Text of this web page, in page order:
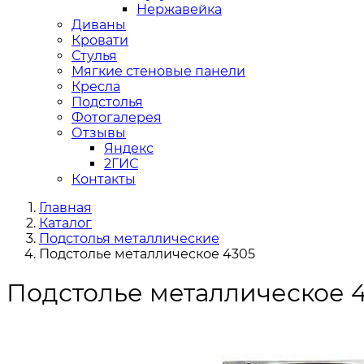
Нержавейка
Диваны
Кровати
Стулья
Мягкие стеновые панели
Кресла
Подстолья
Фотогалерея
Отзывы
Яндекс
2ГИС
Контакты
Главная
Каталог
Подстолья металлические
Подстолье металлическое 4305
Подстолье металлическое